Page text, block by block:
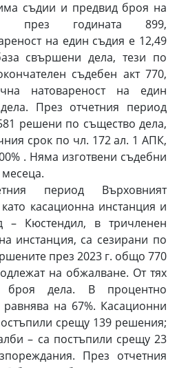
съдии и предвид броя на
през годината 899,
на един съдия е 12,49
свършени дела, тези по
съдебен акт 770,
натовареност на един
През отчетния период
решени по същество дела,
срок по чл. 172 ал. 1 АПК,
. Няма изготвени съдебни
месеца.
период Върховният
касационна инстанция и
– Кюстендил, в тричленен
инстанция, са сезирани по
през 2023 г. общо 770
на обжалване. От тях
дела. В процентно
на 67%. Касационни
срещу 139 решения;
– са постъпили срещу 23
През отчетния